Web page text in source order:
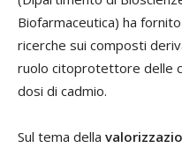
Biofarmaceutica) ha
ricerche sui composti
ruolo citoprotettore delle
dosi di cadmio.
Sul tema della